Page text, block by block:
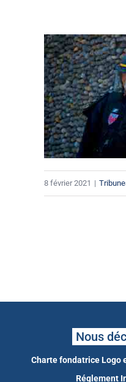
8 février 2021 |
Nous
Charte fondatrice Logo
Réglement